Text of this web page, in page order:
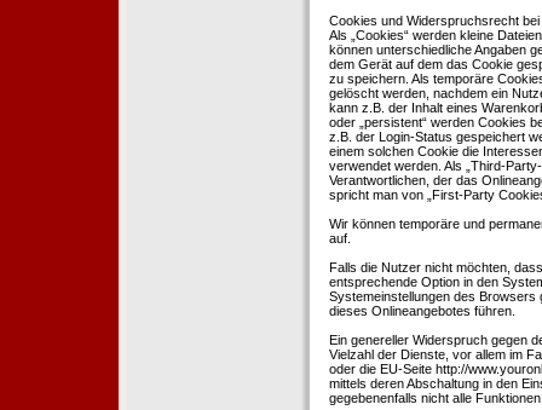
Cookies und Widerspruchsrecht
Als „Cookies“ werden kleine
können unterschiedliche Angaben
dem Gerät auf dem das Cookie
zu speichern. Als temporäre
gelöscht werden, nachdem ein
kann z.B. der Inhalt eines
oder „persistent“ werden Cookies
z.B. der Login-Status gespeichert
einem solchen Cookie die
verwendet werden. Als „Third-
Verantwortlichen, der das
spricht man von „First-Party
Wir können temporäre und
auf.
Falls die Nutzer nicht möchten,
entsprechende Option in den
Systemeinstellungen des
dieses Onlineangebotes führen.
Ein genereller Widerspruch gegen
Vielzahl der Dienste, vor allem im
oder die EU-Seite http://
mittels deren Abschaltung in den
gegebenenfalls nicht alle